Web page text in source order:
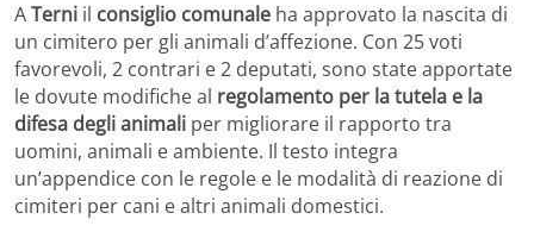
ATerni il consiglio comunale ha approvato la nascita di
un cimitero per gli animali d’affezione. Con 25 voti
favorevoli, 2 contrari e 2 deputati, sono state apportate
le dovute modifiche al regolamento per la tutela e la
difesa degli animali per migliorare il rapporto tra
uomini, animali e ambiente. Il testo integra
un’appendice con le regole e le modalità di reazione di
cimiteri per cani e altri animali domestici.